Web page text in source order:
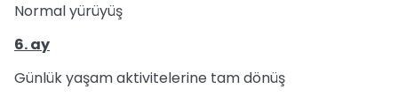
Normal yürüyüş
6. ay
Günlük yaşam aktivitelerine tam dönüş